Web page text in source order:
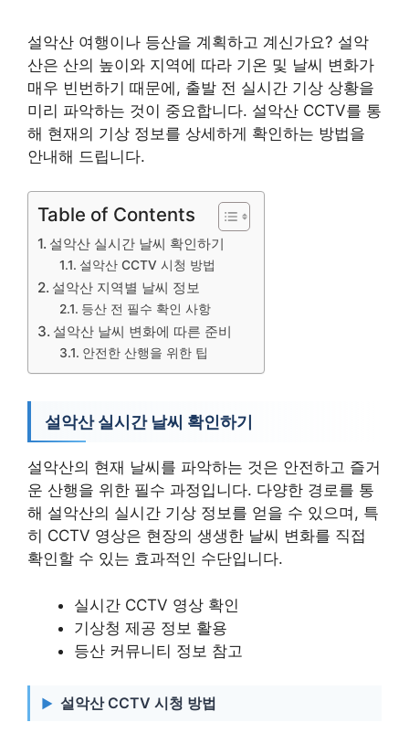
설악산 여행이나 등산을 계획하고 계신가요? 설악
산은 산의 높이와 지역에 따라 기온 및 날씨 변화가
매우 빈번하기 때문에, 출발 전 실시간 기상 상황을
미리 파악하는 것이 중요합니다. 설악산 CCTV를 통
해 현재의 기상 정보를 상세하게 확인하는 방법을
안내해 드립니다.
Table of Contents
설악산 실시간 날씨 확인하기
설악산 CCTV 시청 방법
설악산 지역별 날씨 정보
등산 전 필수 확인 사항
설악산 날씨 변화에 따른 준비
안전한 산행을 위한 팁
설악산 실시간 날씨 확인하기
설악산의 현재 날씨를 파악하는 것은 안전하고 즐거
운 산행을 위한 필수 과정입니다. 다양한 경로를 통
해 설악산의 실시간 기상 정보를 얻을 수 있으며, 특
히 CCTV 영상은 현장의 생생한 날씨 변화를 직접
확인할 수 있는 효과적인 수단입니다.
실시간 CCTV 영상 확인
기상청 제공 정보 활용
등산 커뮤니티 정보 참고
설악산 CCTV 시청 방법